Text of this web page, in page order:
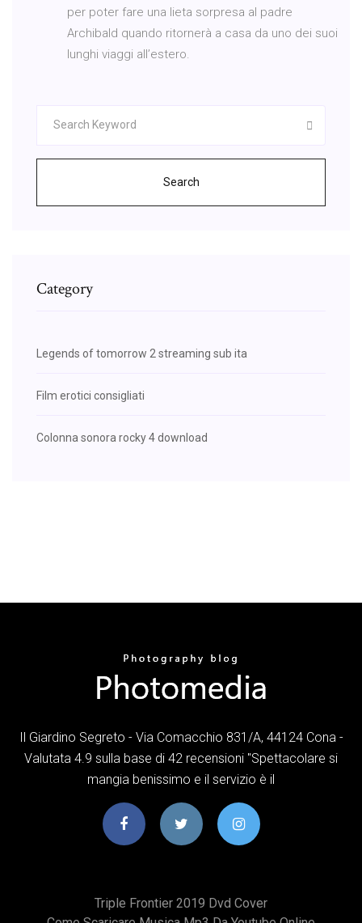
per poter fare una lieta sorpresa al padre
Archibald quando ritornerà a casa da uno dei suoi
lunghi viaggi all’estero.
Search
Category
Legends of tomorrow 2 streaming sub ita
Film erotici consigliati
Colonna sonora rocky 4 download
Il Giardino Segreto - Via Comacchio 831/A, 44124 Cona -
Valutata 4.9 sulla base di 42 recensioni "Spettacolare si
mangia benissimo e il servizio è il
Triple Frontier 2019 Dvd Cover